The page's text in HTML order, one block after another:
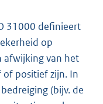
31000 definieert
op
afwijking van het
of positief zijn. In
(bijv. de